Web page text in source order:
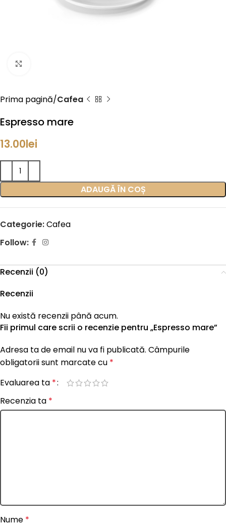
Prima pagină Cafea
Espresso mare
13.00lei
ADAUGĂ ÎN COȘ
Categorie:Cafea
Follow:
Recenzii (0)
Recenzii
Nu există recenzii până acum.
Fii primul care scrii o recenzie pentru „Espresso mare”
Adresa ta de email nu va fi publicată. Câmpurile
obligatorii sunt marcate cu *
Evaluarea ta *
Recenzia ta *
Nume *